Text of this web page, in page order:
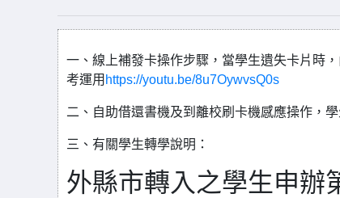
一、線上補發卡操作步驟，當學生遺失卡片時
考運用 https://youtu.be/8u7OywvsQ0s
二、自助借還書機及到離校刷卡機感應操作，
三、有關學生轉學說明：
外縣市轉入之學生申辦